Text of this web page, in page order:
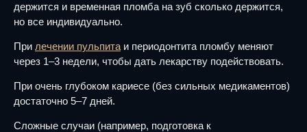
держится и временная пломба на зуб сколько держится,
но все индивидуально.
При лечении пульпита и периодонтита пломбу меняют
через 1–3 недели, чтобы дать лекарству подействовать.
При очень глубоком кариесе (без сильных медикаментов)
достаточно 5–7 дней.
Сложные случаи (например, подготовка к